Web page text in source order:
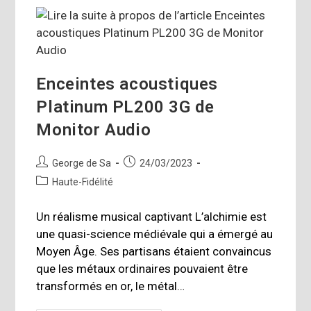
De
PrimaLuna
Enceintes acoustiques
Platinum PL200 3G de
Monitor Audio
Auteur/autrice
de
George de Sa
Publication
24/03/2023
PostHaute-Fidélité
Un réalisme musical captivant L’alchimie est
une quasi-science médiévale qui a émergé au
Moyen Âge. Ses partisans étaient convaincus
que les métaux ordinaires pouvaient être
transformés en or, le métal…